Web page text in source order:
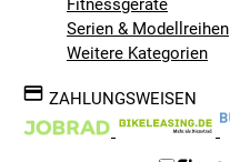
Fitnessgeräte
Serien & Modellreihen
Weitere Kategorien
ZAHLUNGSWEISEN